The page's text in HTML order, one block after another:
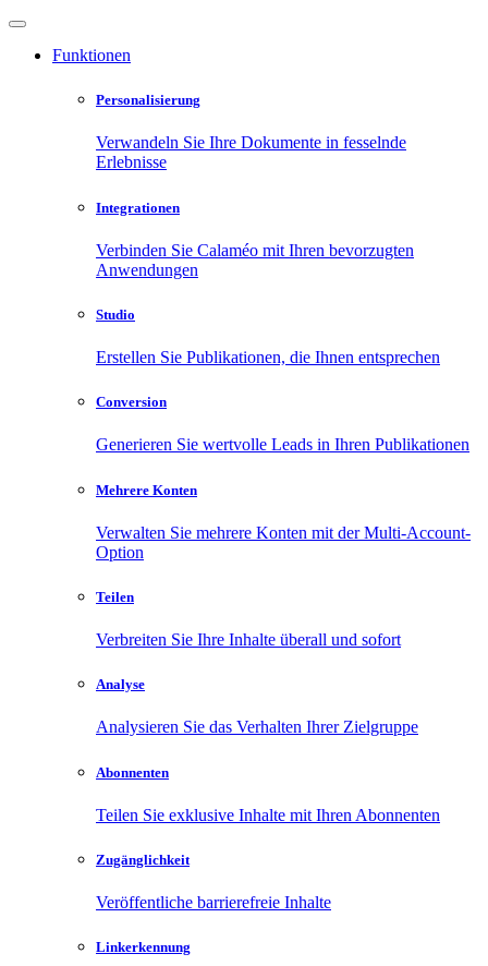
Funktionen
Personalisierung
Verwandeln Sie Ihre Dokumente in fesselnde
Erlebnisse
Integrationen
Verbinden Sie Calaméo mit Ihren bevorzugten
Anwendungen
Studio
Erstellen Sie Publikationen, die Ihnen entsprechen
Conversion
Generieren Sie wertvolle Leads in Ihren Publikationen
Mehrere Konten
Verwalten Sie mehrere Konten mit der Multi-Account-
Option
Teilen
Verbreiten Sie Ihre Inhalte überall und sofort
Analyse
Analysieren Sie das Verhalten Ihrer Zielgruppe
Abonnenten
Teilen Sie exklusive Inhalte mit Ihren Abonnenten
Zugänglichkeit
Veröffentliche barrierefreie Inhalte
Linkerkennung